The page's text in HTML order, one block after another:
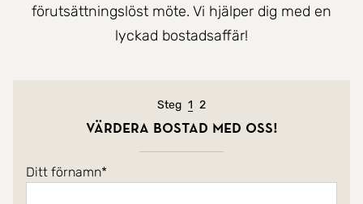
förutsättningslöst möte. Vi hjälper dig med en
lyckad bostadsaffär!
Steg Nuvarande steg
1 2
Värdera bostad med oss!
Ditt förnamn